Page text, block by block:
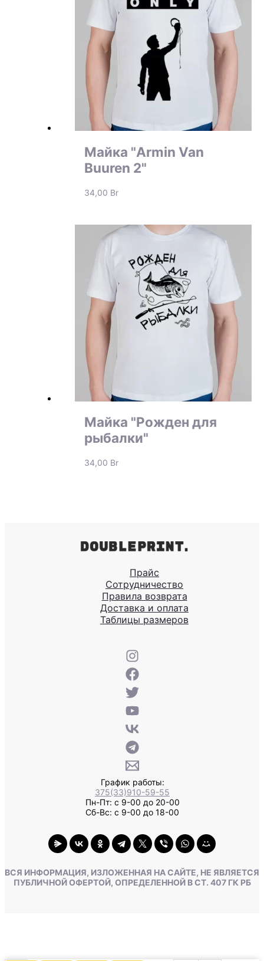
Майка "Armin Van
Buuren 2"
34,00 Br
Майка "Рожден для
рыбалки"
34,00 Br
Прайс
Сотрудничество
Правила возврата
Доставка и оплата
Таблицы размеров
График работы:
375(33)910-59-55
Пн-Пт: с 9-00 до 20-00
Сб-Вс: с 9-00 до 18-00
ВСЯ ИНФОРМАЦИЯ, ИЗЛОЖЕННАЯ НА САЙТЕ, НЕ ЯВЛЯЕТСЯ
ПУБЛИЧНОЙ ОФЕРТОЙ, ОПРЕДЕЛЕННОЙ В СТ. 407 ГК РБ